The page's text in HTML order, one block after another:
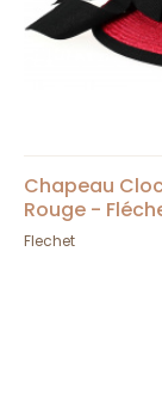
Chapeau
Rouge -
Flechet